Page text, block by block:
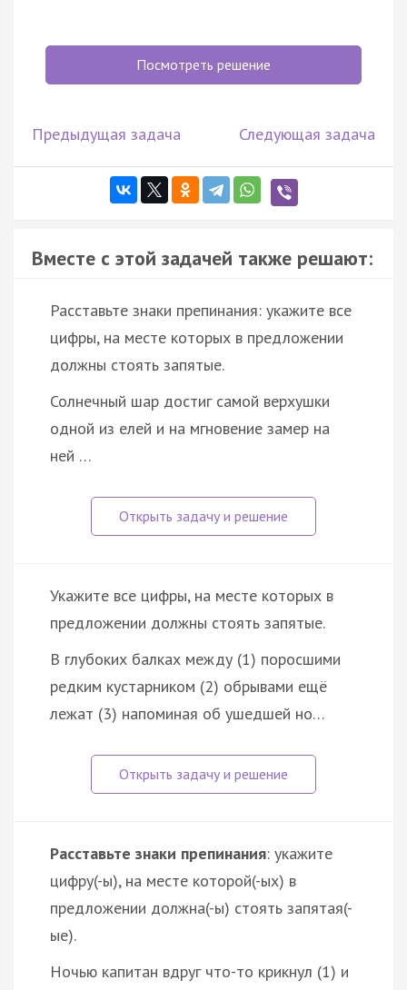
Посмотреть решение
Предыдущая задача Следующая задача
Вместе с этой задачей также решают:
Расставьте знаки препинания: укажите все
цифры, на месте которых в предложении
должны стоять запятые.
Солнечный шар достиг самой верхушки
одной из елей и на мгновение замер на
ней …
Укажите все цифры, на месте которых в
предложении должны стоять запятые.
В глубоких балках между (1) поросшими
редким кустарником (2) обрывами ещё
лежат (3) напоминая об ушедшей но…
Расставьте знаки препинания: укажите
цифру(-ы), на месте которой(-ых) в
предложении должна(-ы) стоять запятая(-
ые).
Ночью капитан вдруг что-то крикнул (1) и